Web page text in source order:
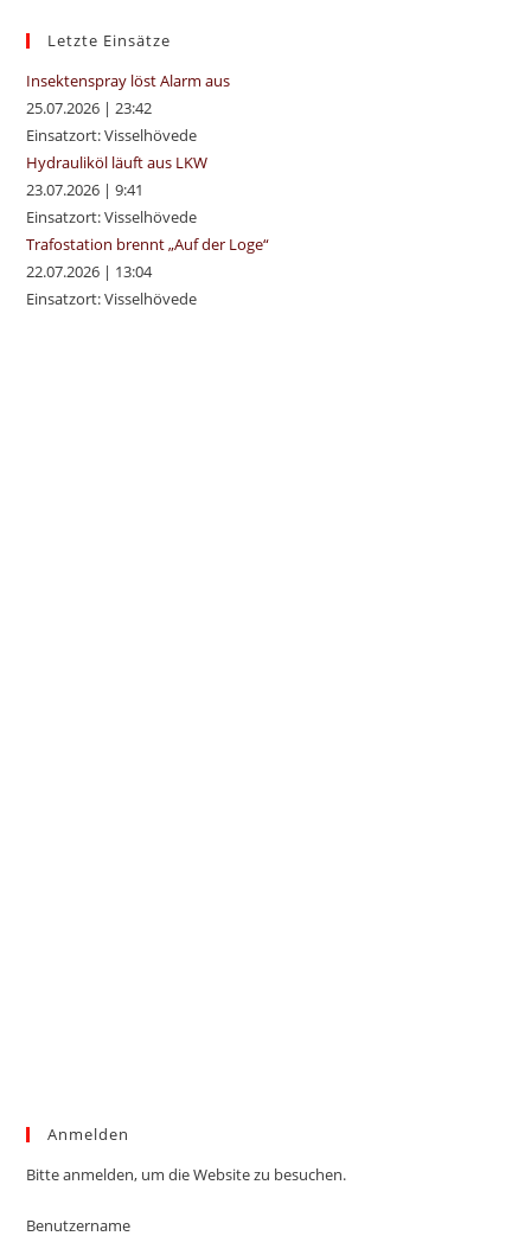
Letzte Einsätze
Insektenspray löst Alarm aus
25.07.2026 |23:42
Einsatzort: Visselhövede
Hydrauliköl läuft aus LKW
23.07.2026 |9:41
Einsatzort: Visselhövede
Trafostation brennt „Auf der Loge“
22.07.2026 | 13:04
Einsatzort: Visselhövede
Anmelden
Bitte anmelden, um die Website zu besuchen.
Benutzername